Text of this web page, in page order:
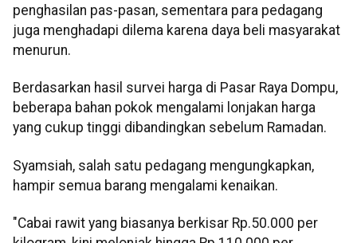
penghasilan pas-pasan, sementara para pedagang
juga menghadapi dilema karena daya beli masyarakat
menurun.
Berdasarkan hasil survei harga di Pasar Raya Dompu,
beberapa bahan pokok mengalami lonjakan harga
yang cukup tinggi dibandingkan sebelum Ramadan.
Syamsiah, salah satu pedagang mengungkapkan,
hampir semua barang mengalami kenaikan.
"Cabai rawit yang biasanya berkisar Rp.50.000 per